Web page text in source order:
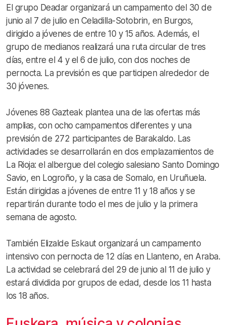
El grupo Deadar organizará un campamento del 30 de
junio al 7 de julio en Celadilla-Sotobrin, en Burgos,
dirigido a jóvenes de entre 10 y 15 años. Además, el
grupo de medianos realizará una ruta circular de tres
días, entre el 4 y el 6 de julio, con dos noches de
pernocta. La previsión es que participen alrededor de
30 jóvenes.
Jóvenes 88 Gazteak plantea una de las ofertas más
amplias, con ocho campamentos diferentes y una
previsión de 272 participantes de Barakaldo. Las
actividades se desarrollarán en dos emplazamientos de
La Rioja: el albergue del colegio salesiano Santo Domingo
Savio, en Logroño, y la casa de Somalo, en Uruñuela.
Están dirigidas a jóvenes de entre 11 y 18 años y se
repartirán durante todo el mes de julio y la primera
semana de agosto.
También Elizalde Eskaut organizará un campamento
intensivo con pernocta de 12 días en Llanteno, en Araba.
La actividad se celebrará del 29 de junio al 11 de julio y
estará dividida por grupos de edad, desde los 11 hasta
los 18 años.